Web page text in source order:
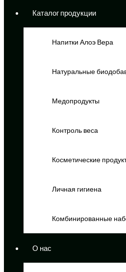
Каталог продукции
Напитки Алоэ Вера
Натуральные
Медопродукты
Контроль веса
Косметические
Личная гигиена
Комбинированные
О нас